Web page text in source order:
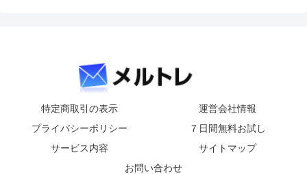
特定商取引の表示
運営会社情報
プライバシーポリシー
７日間無料お試し
サービス内容
サイトマップ
お問い合わせ